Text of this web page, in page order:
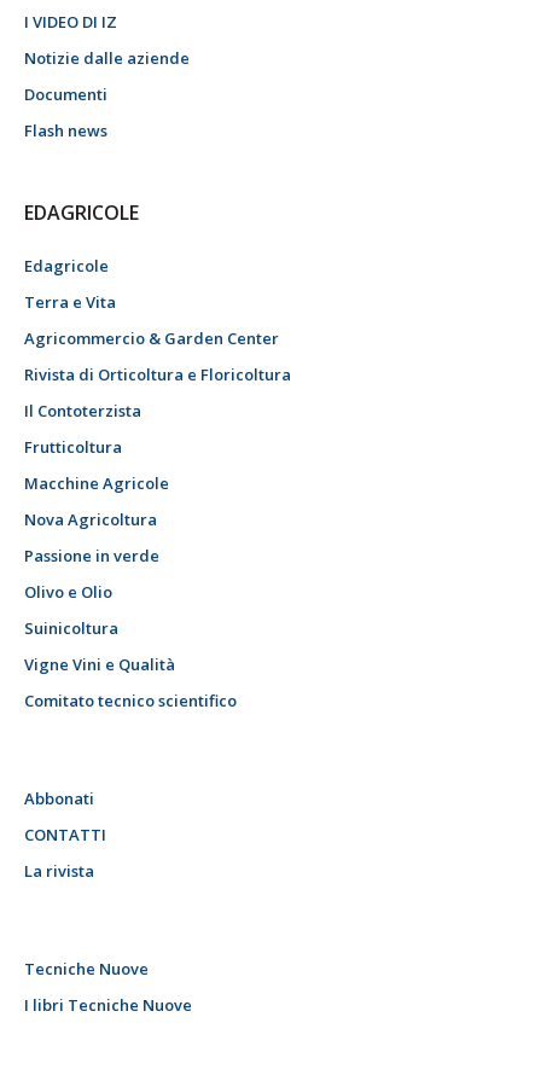
I VIDEO DI IZ
Notizie dalle aziende
Documenti
Flash news
EDAGRICOLE
Edagricole
Terra e Vita
Agricommercio & Garden Center
Rivista di Orticoltura e Floricoltura
Il Contoterzista
Frutticoltura
Macchine Agricole
Nova Agricoltura
Passione in verde
Olivo e Olio
Suinicoltura
Vigne Vini e Qualità
Comitato tecnico scientifico
Abbonati
CONTATTI
La rivista
Tecniche Nuove
I libri Tecniche Nuove